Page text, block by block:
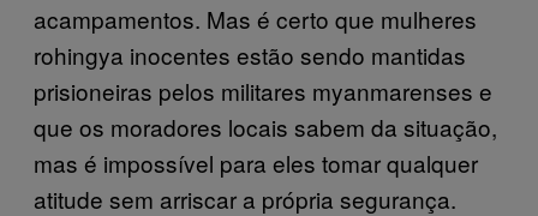
acampamentos. Mas é certo que mulheres
rohingya inocentes estão sendo mantidas
prisioneiras pelos militares myanmarenses e
que os moradores locais sabem da situação,
mas é impossível para eles tomar qualquer
atitude sem arriscar a própria segurança.